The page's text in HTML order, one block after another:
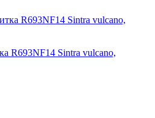
R693NF14 Sintra vulcano,